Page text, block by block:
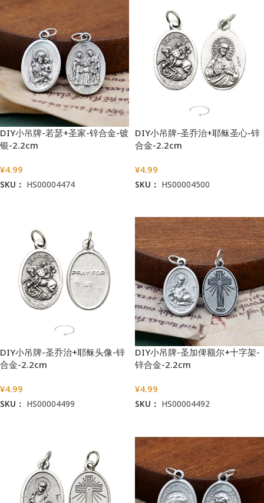
DIY小吊牌-若瑟+圣家-锌合金-镀
银-2.2cm
¥4.99
SKU： HS00004474
DIY小吊牌-圣乔治+耶稣圣心-锌
合金-2.2cm
¥4.99
SKU： HS00004500
DIY小吊牌-圣乔治+耶稣头像-锌
合金-2.2cm
¥4.99
SKU： HS00004499
DIY小吊牌-圣加俾额尔+十字架-
锌合金-2.2cm
¥4.99
SKU： HS00004492